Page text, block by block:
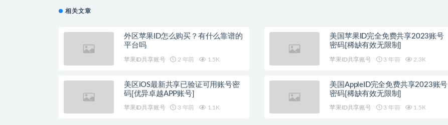
相关文章
外区苹果ID怎么购买？有什么靠谱的
平台吗
苹果ID共享账号 2 年前 1.5K
美国苹果ID完全免费共享2023账号
密码[稀缺有效无限制]
苹果ID共享账号 3 年前 2.3K
美区iOS最新共享已验证可用账号密
码[优异卓越APP账号]
苹果ID共享账号 3 年前 1.1K
美国AppleID完全免费共享2023账号
密码[稀缺有效无限制]
苹果ID共享账号 3 年前 1.5K